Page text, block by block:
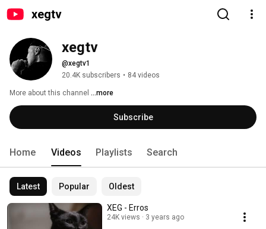
xegtv
xegtv
@xegtv1
20.4K subscribers • 84 videos
More about this channel ...more
Subscribe
Home Videos Playlists Search
Latest Popular Oldest
XEG - Erros
24K views 3 years ago